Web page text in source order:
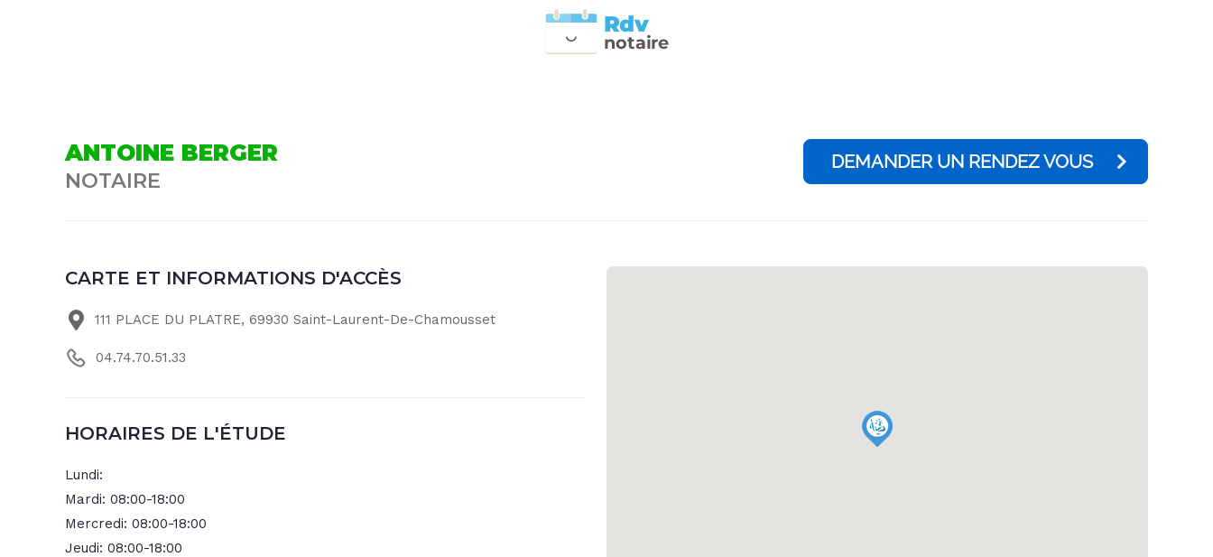
notaire
Rdv
ANTOINE BERGER
NOTAIRE
DEMANDER UN RENDEZ VOUS
CARTE ET INFORMATIONS D'ACCÈS
111 PLACE DU PLATRE, 69930 Saint-Laurent-De-Chamousset
04.74.70.51.33
HORAIRES DE L'ÉTUDE
Lundi:
Mardi: 08:00-18:00
Mercredi: 08:00-18:00
Jeudi: 08:00-18:00